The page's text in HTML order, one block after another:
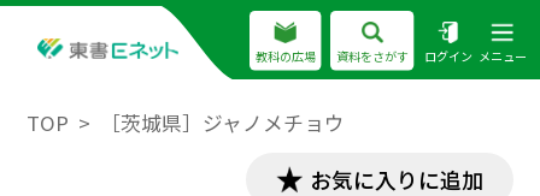
教科の広場 資料をさがす ログイン メニュー
TOP ［茨城県］ジャノメチョウ
お気に入りに追加